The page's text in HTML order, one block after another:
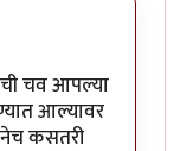
चव आपल्या
आल्यावर
कसतरी